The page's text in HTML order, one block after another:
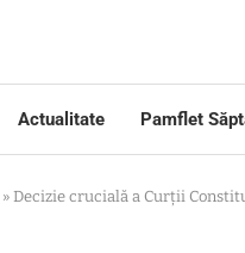
Actualitate Pamflet
» Decizie crucială a Curții